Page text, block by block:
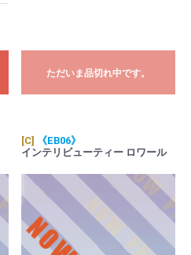
ただいま品切れ中です。
[C]
《EB06》
インテリビューティー ロワール